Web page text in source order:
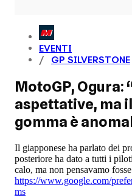
EVENTI
GP SILVERSTONE
MotoGP, Ogura:
aspettative, ma
gomma è
Il giapponese ha parlato dei
posteriore ha dato a tutti i
calo, ma non pensavamo
https://www.google.com/
ms